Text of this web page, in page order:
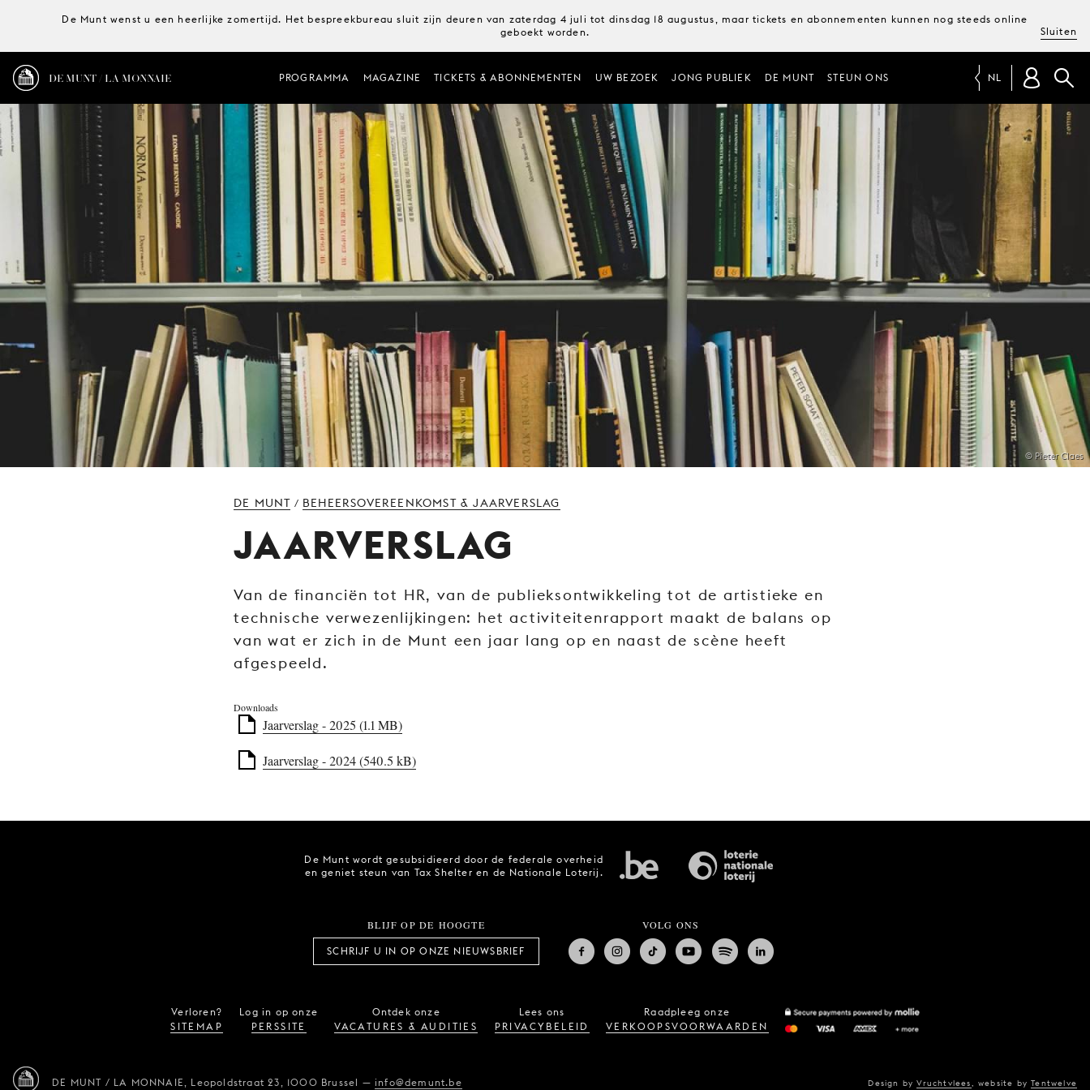
De Munt wenst u een heerlijke zomertijd. Het bespreekbureau sluit zijn deuren van zaterdag 4 juli tot dinsdag 18 augustus, maar tickets en abonnementen kunnen nog steeds online
geboekt worden.
Sluiten
DE MUNT / LA MONNAIE PROGRAMMA MAGAZINE TICKETS & ABONNEMENTEN UW BEZOEK JONG PUBLIEK DE MUNT STEUN ONS NL
© Pieter Claes
DE MUNT / BEHEERSOVEREENKOMST & JAARVERSLAG
JAARVERSLAG
Van de financiën tot HR, van de publieksontwikkeling tot de artistieke en
technische verwezenlijkingen: het activiteitenrapport maakt de balans op
van wat er zich in de Munt een jaar lang op en naast de scène heeft
afgespeeld.
Downloads
Jaarverslag - 2025 (1.1 MB)
Jaarverslag - 2024 (540.5 kB)
De Munt wordt gesubsidieerd door de federale overheid
en geniet steun van Tax Shelter en de Nationale Loterij.
BLIJF OP DE HOOGTE
SCHRIJF U IN OP ONZE NIEUWSBRIEF
VOLG ONS
Verloren?
SITEMAP
Log in op onze
PERSSITE
Ontdek onze
VACATURES & AUDITIES
Lees ons
PRIVACYBELEID
Raadpleeg onze
VERKOOPSVOORWAARDEN
DE MUNT / LA MONNAIE, Leopoldstraat 23, 1000 Brussel —info@demunt.be Design byVruchtvlees website byTentwelve